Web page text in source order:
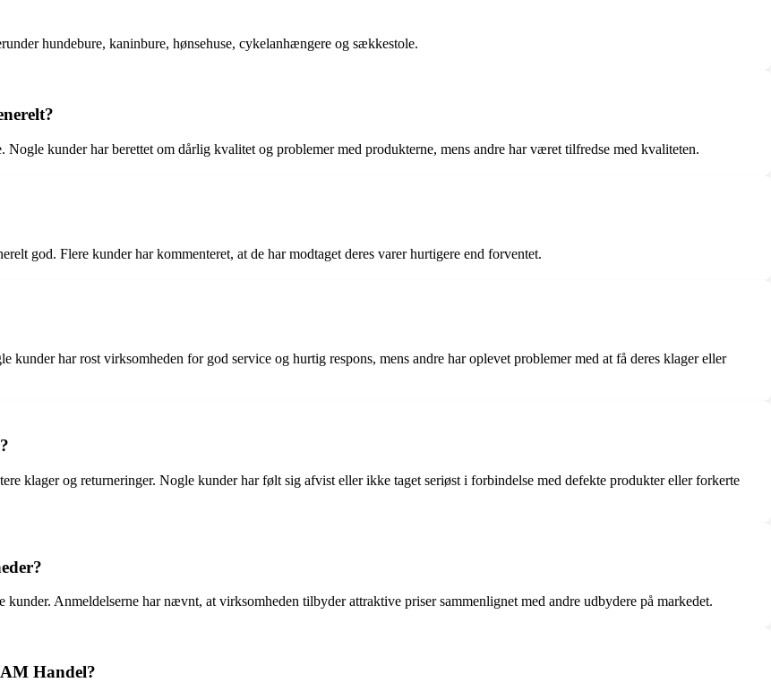
hundebure, kaninbure, hønsehuse, cykelanhængere og sækkestole.
kunder har berettet om dårlig kvalitet og problemer med produkterne, mens andre har været tilfredse med kvaliteten.
god. Flere kunder har kommenteret, at de har modtaget deres varer hurtigere end forventet.
kunder har rost virksomheden for god service og hurtig respons, mens andre har oplevet problemer med at få deres klager eller
klager og returneringer. Nogle kunder har følt sig afvist eller ikke taget seriøst i forbindelse med defekte produkter eller forkerte
Anmeldelserne har nævnt, at virksomheden tilbyder attraktive priser sammenlignet med andre udbydere på markedet.
Handel?